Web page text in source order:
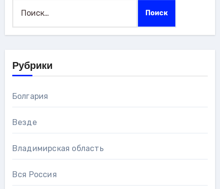
Рубрики
Болгария
Везде
Владимирская область
Вся Россия